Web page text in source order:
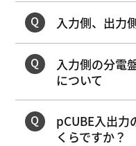
入力側、出力
入力側の分電
について
pCUBE入出力
くらですか？